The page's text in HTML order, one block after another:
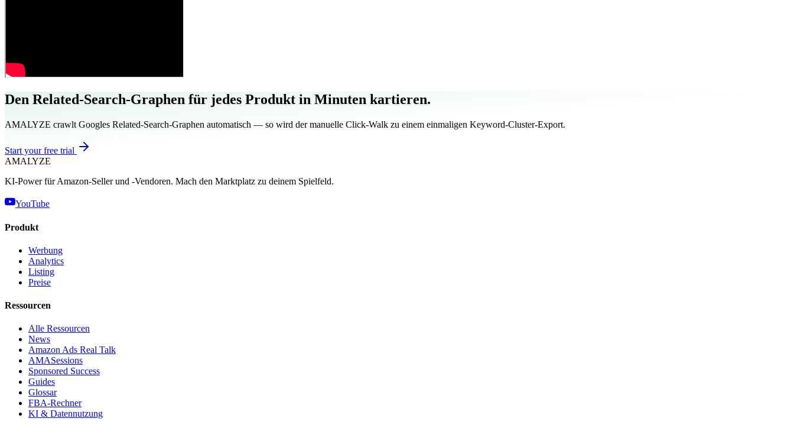
Den Related-Search-Graphen für jedes Produkt in Minuten kartieren.
AMALYZE crawlt Googles Related-Search-Graphen automatisch — so wird der manuelle Click-Walk zu einem einmaligen Keyword-Cluster-Export.
Start your free trial
AMALYZE
KI-Power für Amazon-Seller und -Vendoren. Mach den Marktplatz zu deinem Spielfeld.
YouTube
Produkt
Werbung
Analytics
Listing
Preise
Ressourcen
Alle Ressourcen
News
Amazon Ads Real Talk
AMASessions
Sponsored Success
Guides
Glossar
FBA-Rechner
KI & Datennutzung